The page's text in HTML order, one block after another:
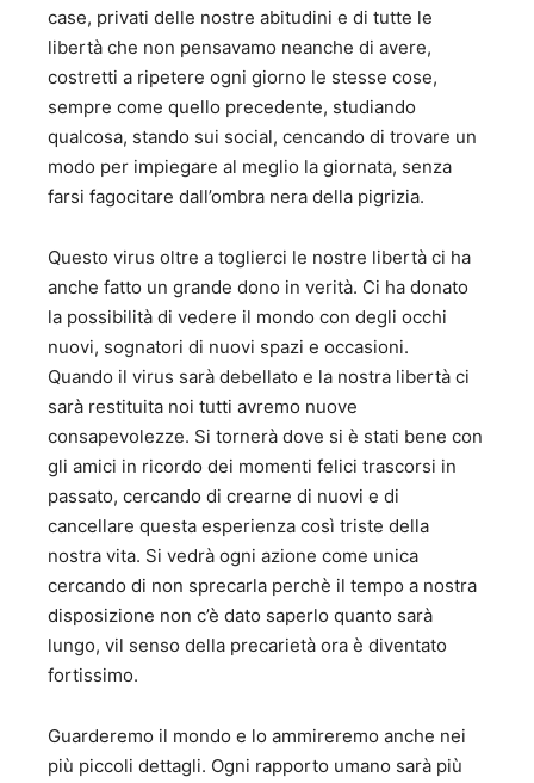
case, privati delle nostre abitudini e di tutte le
libertà che non pensavamo neanche di avere,
costretti a ripetere ogni giorno le stesse cose,
sempre come quello precedente, studiando
qualcosa, stando sui social, cencando di trovare un
modo per impiegare al meglio la giornata, senza
farsi fagocitare dall’ombra nera della pigrizia.
Questo virus oltre a toglierci le nostre libertà ci ha
anche fatto un grande dono in verità. Ci ha donato
la possibilità di vedere il mondo con degli occhi
nuovi, sognatori di nuovi spazi e occasioni.
Quando il virus sarà debellato e la nostra libertà ci
sarà restituita noi tutti avremo nuove
consapevolezze. Si tornerà dove si è stati bene con
gli amici in ricordo dei momenti felici trascorsi in
passato, cercando di crearne di nuovi e di
cancellare questa esperienza così triste della
nostra vita. Si vedrà ogni azione come unica
cercando di non sprecarla perchè il tempo a nostra
disposizione non c’è dato saperlo quanto sarà
lungo, vil senso della precarietà ora è diventato
fortissimo.
Guarderemo il mondo e lo ammireremo anche nei
più piccoli dettagli. Ogni rapporto umano sarà più